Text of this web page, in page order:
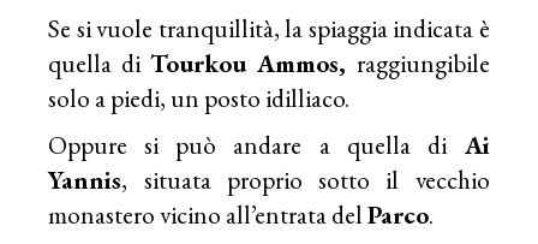
Se si vuole tranquillità, la spiaggia indicata è
quella di Tourkou Ammos, raggiungibile
solo a piedi, un posto idilliaco.
Oppure si può andare a quella diAi
Yannis, situata proprio sotto il vecchio
monastero vicino all’entrata delParco.